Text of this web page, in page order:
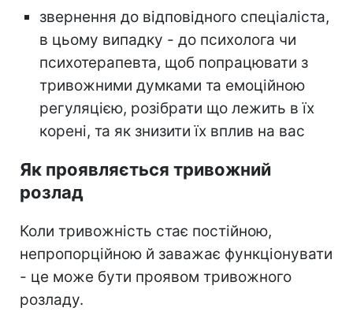
звернення до відповідного спеціаліста,
в цьому випадку - до психолога чи
психотерапевта, щоб попрацювати з
тривожними думками та емоційною
регуляцією, розібрати що лежить в їх
корені, та як знизити їх вплив на вас
Як проявляється тривожний
розлад
Коли тривожність стає постійною,
непропорційною й заважає функціонувати
- це може бути проявом тривожного
розладу.